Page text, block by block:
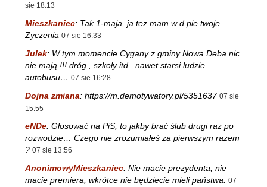
sie 18:13
Mieszkaniec: Tak 1-maja, ja tez mam w d.pie twoje
Zyczenia 07 sie 16:33
Julek: W tym momencie Cygany z gminy Nowa Deba nic
nie mają !!! dróg , szkoły itd ..nawet starsi ludzie
autobusu… 07 sie 16:28
Dojna zmiana: https://m.demotywatory.pl/5351637 07 sie
15:55
eNDe: Głosować na PiS, to jakby brać ślub drugi raz po
rozwodzie… Czego nie zrozumiałeś za pierwszym razem
? 07 sie 13:56
AnonimowyMieszkaniec: Nie macie prezydenta, nie
macie premiera, wkrótce nie będziecie mieli państwa.
07